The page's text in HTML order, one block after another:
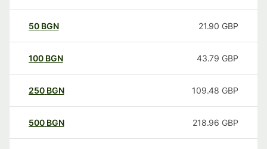
50 BGN 21.90 GBP
100 BGN 43.79 GBP
250 BGN 109.48 GBP
500 BGN 218.96 GBP